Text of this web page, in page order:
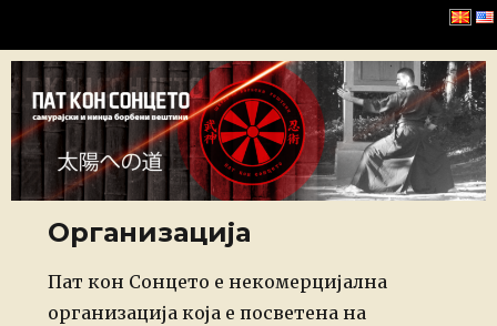
Хомбу Буџинкан
Организација
Posted
on
Пат кон Сонцето е некомерцијална
организација која е посветена на